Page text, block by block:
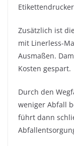
Zusätzlich ist
mit Linerless-
Ausmaßen.
Kosten gespart.
Durch den
weniger Abfall
führt dann